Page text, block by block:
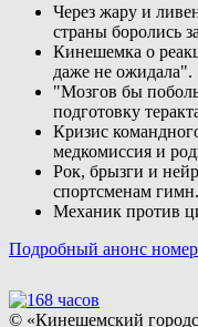
Через жару и
страны боролись
Кинешемка о
даже не ожидала".
"Мозгов бы
подготовку
Кризис
медкомиссия и
Рок, брызги и
спортсменам гимн.
Механик против
Подробный анонс
© «Кинешемский